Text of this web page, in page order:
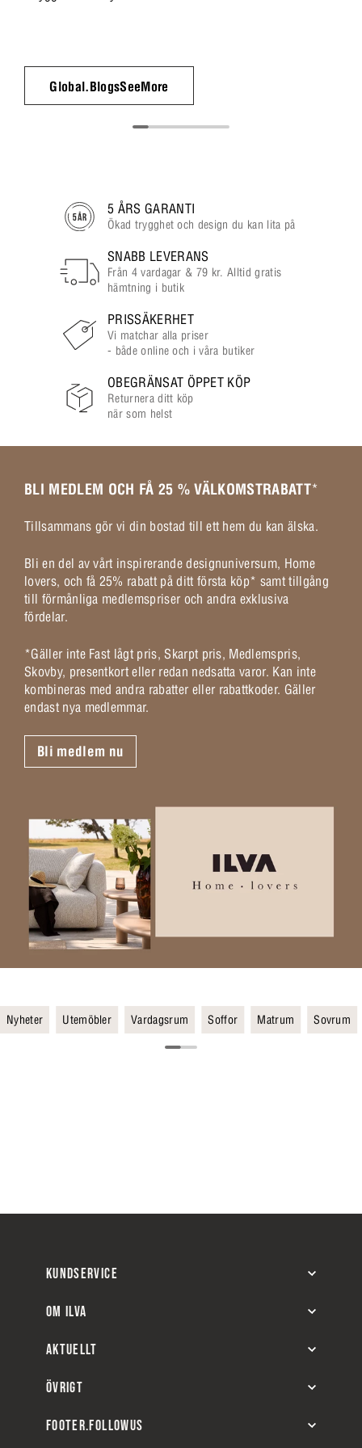
Global.BlogsSeeMore
5 ÅRS GARANTI
Ökad trygghet och design du kan lita på
SNABB LEVERANS
Från 4 vardagar & 79 kr. Alltid gratis
hämtning i butik
PRISSÄKERHET
Vi matchar alla priser
- både online och i våra butiker
OBEGRÄNSAT ÖPPET KÖP
Returnera ditt köp
när som helst
BLI MEDLEM OCH FÅ 25 % VÄLKOMSTRABATT*
Tillsammans gör vi din bostad till ett hem du kan älska.
Bli en del av vårt inspirerande designuniversum, Home
lovers, och få 25% rabatt på ditt första köp* samt tillgång
till förmånliga medlemspriser och andra exklusiva
fördelar.
*Gäller inte Fast lågt pris, Skarpt pris, Medlemspris,
Skovby, presentkort eller redan nedsatta varor. Kan inte
kombineras med andra rabatter eller rabattkoder. Gäller
endast nya medlemmar.
Bli medlem nu
Nyheter Utemöbler Vardagsrum Soffor Matrum Sovrum
KUNDSERVICE
OM ILVA
AKTUELLT
ÖVRIGT
FOOTER.FOLLOWUS